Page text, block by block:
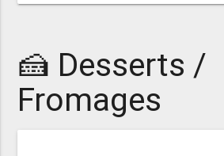
🍰 Desserts /
Fromages